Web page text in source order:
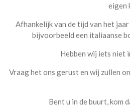
eigen
Afhankelijk van de tijd van het
bijvoorbeeld een italiaanse
Hebben wij iets niet
Vraag het ons gerust en wij zullen
Bent u in de buurt, kom